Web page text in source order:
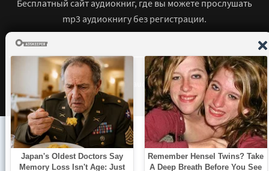
Бесплатный сайт аудиокниг, где вы можете прослушать
mp3 аудиокнигу без регистрации.
© 2021 - 2026 mp3-knigi-audio.com Все права защищены